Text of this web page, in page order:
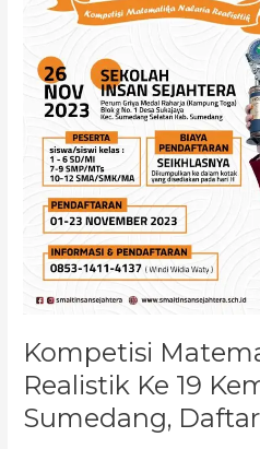
Kompetisi
Realistik Ke 19
Sumedang,
Kembali
Sumedang,
Daftar
Segera!